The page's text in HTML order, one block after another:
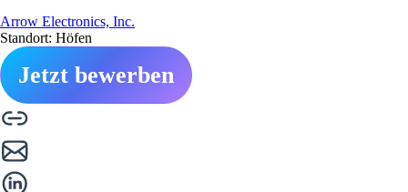
Arrow Electronics, Inc.
Standort: Höfen
Jetzt bewerben